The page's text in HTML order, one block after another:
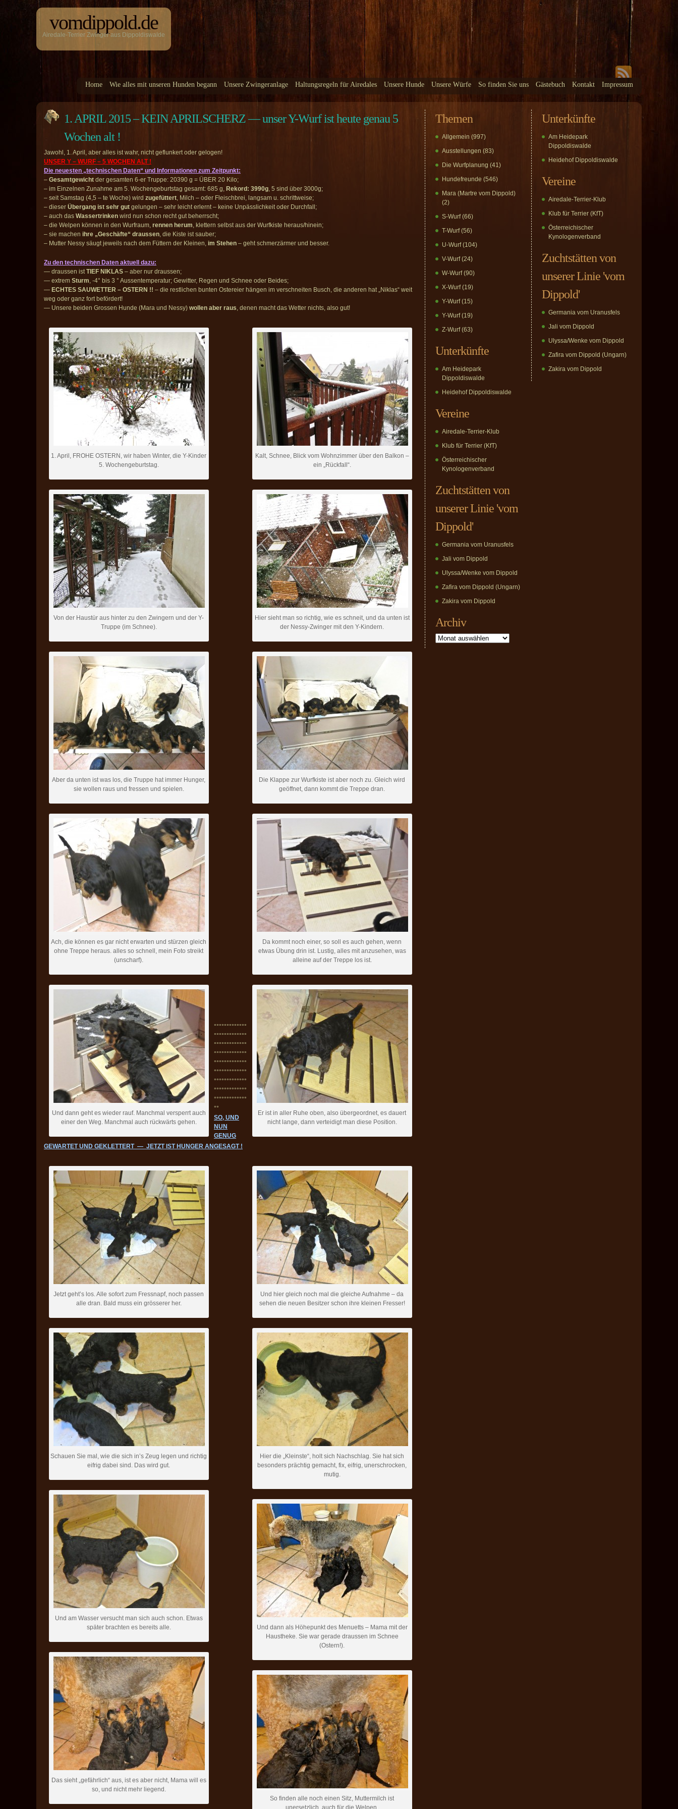
vomdippold.de
Airedale-Terrier Zwinger aus Dippoldiswalde
Home Wie alles mit unseren Hunden begann Unsere Zwingeranlage Haltungsregeln für Airedales Unsere Hunde Unsere Würfe So finden Sie uns Gästebuch Kontakt Impressum
1. APRIL 2015 – KEIN APRILSCHERZ — unser Y-Wurf ist heute genau 5
Wochen alt !
Jawohl, 1. April, aber alles ist wahr, nicht geflunkert oder gelogen!
UNSER Y – WURF – 5 WOCHEN ALT !
Die neuesten „technischen Daten“ und Informationen zum Zeitpunkt:
– Gesamtgewicht der gesamten 6-er Truppe: 20390 g = ÜBER 20 Kilo;
– im Einzelnen Zunahme am 5. Wochengeburtstag gesamt: 685 g, Rekord: 3990g, 5 sind über 3000g;
– seit Samstag (4,5 – te Woche) wird zugefüttert, Milch – oder Fleischbrei, langsam u. schrittweise;
– dieser Übergang ist sehr gut gelungen – sehr leicht erlernt – keine Unpässlichkeit oder Durchfall;
– auch das Wassertrinken wird nun schon recht gut beherrscht;
– die Welpen können in den Wurfraum, rennen herum, klettern selbst aus der Wurfkiste heraus/hinein;
– sie machen ihre „Geschäfte“ draussen, die Kiste ist sauber;
– Mutter Nessy säugt jeweils nach dem Füttern der Kleinen, im Stehen – geht schmerzärmer und besser.
Zu den technischen Daten aktuell dazu:
— draussen istTIEF NIKLAS – aber nur draussen;
— extrem Sturm, -4° bis 3 ° Aussentemperatur; Gewitter, Regen und Schnee oder Beides;
— ECHTES SAUWETTER – OSTERN !! – die restlichen bunten Ostereier hängen im verschneiten Busch, die anderen hat „Niklas“ weit
weg oder ganz fort befördert!
— Unsere beiden Grossen Hunde (Mara und Nessy) wollen aber raus, denen macht das Wetter nichts, also gut!
1. April, FROHE OSTERN, wir haben Winter, die Y-Kinder
5. Wochengeburtstag.
Kalt, Schnee, Blick vom Wohnzimmer über den Balkon –
ein „Rückfall“.
Von der Haustür aus hinter zu den Zwingern und der Y-
Truppe (im Schnee).
Hier sieht man so richtig, wie es schneit, und da unten ist
der Nessy-Zwinger mit den Y-Kindern.
Aber da unten ist was los, die Truppe hat immer Hunger,
sie wollen raus und fressen und spielen.
Die Klappe zur Wurfkiste ist aber noch zu. Gleich wird
geöffnet, dann kommt die Treppe dran.
Ach, die können es gar nicht erwarten und stürzen gleich
ohne Treppe heraus. alles so schnell, mein Foto streikt
(unscharf).
Da kommt noch einer, so soll es auch gehen, wenn
etwas Übung drin ist. Lustig, alles mit anzusehen, was
alleine auf der Treppe los ist.
Und dann geht es wieder rauf. Manchmal versperrt auch
einer den Weg. Manchmal auch rückwärts gehen.
Er ist in aller Ruhe oben, also übergeordnet, es dauert
nicht lange, dann verteidigt man diese Position.
°°°°°°°°°°°°°
°°°°°°°°°°°°°
°°°°°°°°°°°°°
°°°°°°°°°°°°°
°°°°°°°°°°°°°
°°°°°°°°°°°°°
°°°°°°°°°°°°°
°°°°°°°°°°°°°
°°°°°°°°°°°°°
°°
SO, UND
NUN
GENUG
GEWARTET UND GEKLETTERT — JETZT IST HUNGER ANGESAGT !
Jetzt geht’s los. Alle sofort zum Fressnapf, noch passen
alle dran. Bald muss ein grösserer her.
Und hier gleich noch mal die gleiche Aufnahme – da
sehen die neuen Besitzer schon ihre kleinen Fresser!
Schauen Sie mal, wie die sich in’s Zeug legen und richtig
eifrig dabei sind. Das wird gut.
Hier die „Kleinste“, holt sich Nachschlag. Sie hat sich
besonders prächtig gemacht, fix, eifrig, unerschrocken,
mutig.
Und am Wasser versucht man sich auch schon. Etwas
später brachten es bereits alle.
Und dann als Höhepunkt des Menuetts – Mama mit der
Haustheke. Sie war gerade draussen im Schnee
(Ostern!).
Das sieht „gefährlich“ aus, ist es aber nicht, Mama will es
so, und nicht mehr liegend.
So finden alle noch einen Sitz, Muttermilch ist
unersetzlich, auch für die Welpen.
Themen
Allgemein (997)
Ausstellungen (83)
Die Wurfplanung (41)
Hundefreunde (546)
Mara (Martre vom Dippold)
(2)
S-Wurf(66)
T-Wurf(56)
U-Wurf(104)
V-Wurf(24)
W-Wurf(90)
X-Wurf(19)
Y-Wurf(15)
Y-Wurf(19)
Z-Wurf(63)
Unterkünfte
Am Heidepark
Dippoldiswalde
Heidehof Dippoldiswalde
Vereine
Airedale-Terrier-Klub
Klub für Terrier (KfT)
Österreichischer
Kynologenverband
Zuchtstätten von
unserer Linie 'vom
Dippold'
Germania vom Uranusfels
Jali vom Dippold
Ulyssa/Wenke vom Dippold
Zafira vom Dippold (Ungarn)
Zakira vom Dippold
Archiv
Archiv
Unterkünfte
Am Heidepark
Dippoldiswalde
Heidehof Dippoldiswalde
Vereine
Airedale-Terrier-Klub
Klub für Terrier (KfT)
Österreichischer
Kynologenverband
Zuchtstätten von
unserer Linie 'vom
Dippold'
Germania vom Uranusfels
Jali vom Dippold
Ulyssa/Wenke vom Dippold
Zafira vom Dippold (Ungarn)
Zakira vom Dippold